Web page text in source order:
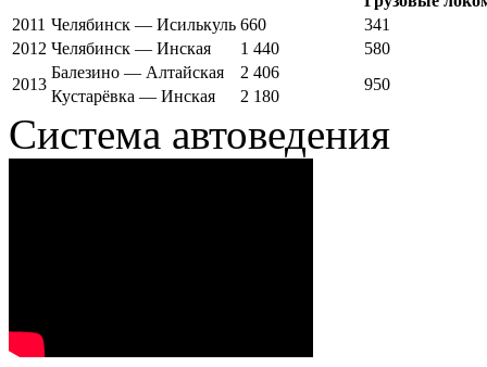
2011 Челябинск — Исилькуль 660
341
2012 Челябинск — Инская 1 440
580
2013
Балезино — Алтайская 2 406
950
Кустарёвка — Инская 2 180
Система автоведения